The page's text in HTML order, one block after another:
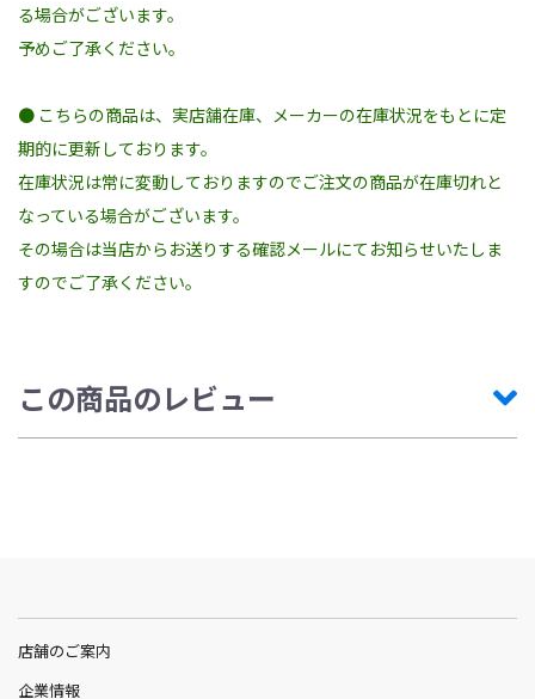
る場合がございます。
予めご了承ください。
● こちらの商品は、実店舗在庫、メーカーの在庫状況をもとに定
期的に更新しております。
在庫状況は常に変動しておりますのでご注文の商品が在庫切れと
なっている場合がございます。
その場合は当店からお送りする確認メールにてお知らせいたしま
すのでご了承ください。
この商品のレビュー
店舗のご案内
企業情報